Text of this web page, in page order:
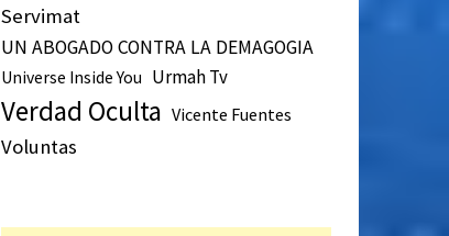
Servimat
UN ABOGADO CONTRA LA DEMAGOGIA
Universe Inside You Urmah Tv
Verdad Oculta Vicente Fuentes
Voluntas